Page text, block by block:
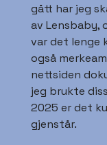
gått har jeg
av Lensbaby,
var det lenge
også
nettsiden
jeg brukte
2025 er det
gjenstår.